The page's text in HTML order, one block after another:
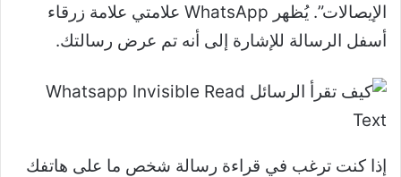
الإيصالات”. يُظهر WhatsApp علامتي علامة زرقاء
أسفل الرسالة للإشارة إلى أنه تم عرض رسالتك.
إذا كنت ترغب في قراءة رسالة شخص ما على هاتفك